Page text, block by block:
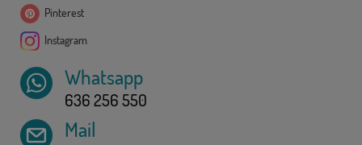
Pinterest
Instagram
Whatsapp
636 256 550
Mail